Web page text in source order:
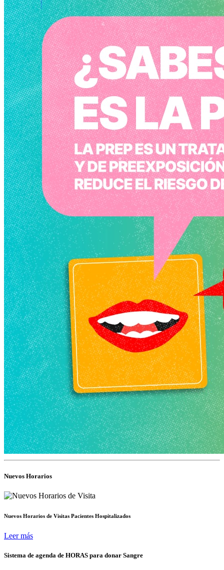
Nuevos Horarios
Nuevos Horarios de Visitas Pacientes Hospitalizados
Leer más
Sistema de agenda de HORAS para donar Sangre